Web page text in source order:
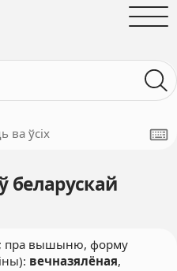
ва ўсіх
беларускай
пра вышыню, форму
вечназялёная,